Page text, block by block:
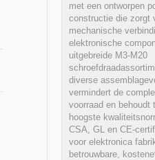
met een ontworpen
constructie die zorgt
mechanische
elektronische
uitgebreide M3-M20
diverse
vermindert de
voorraad en behoudt
hoogste
CSA, GL en CE-
voor elektronica
betrouwbare,